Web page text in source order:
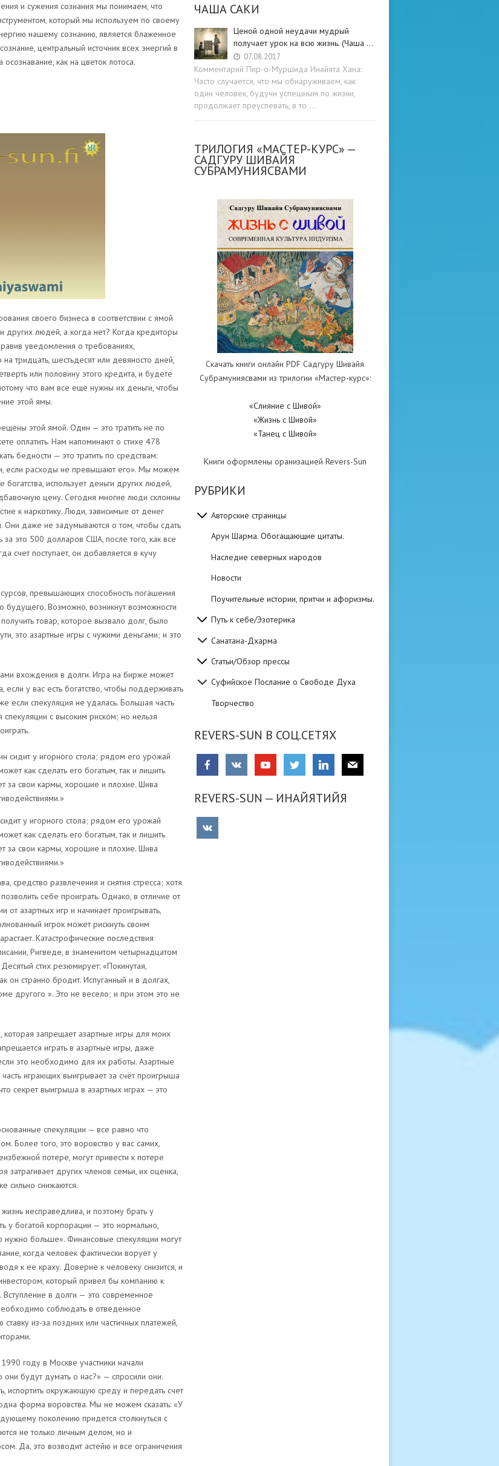
и сужения сознания мы понимаем, что
который мы используем по своему
нашему сознанию, является блаженное
центральный источник всех энергий в
как на цветок лотоса.
своего бизнеса в соответствии с ямой
других людей, а когда нет? Когда кредиторы
уведомления о требованиях,
тридцать, шестьдесят или девяносто дней,
или половину этого кредита, и будете
что вам все еще нужны их деньги, чтобы
этой ямы.
этой ямой. Один — это тратить не по
оплатить. Нам напоминают о стихе 478
бедности — это тратить по средствам:
если расходы не превышают его». Мы можем
использует деньги других людей,
цену. Сегодня многие люди склонны
к наркотику. Люди, зависимые от денег
Они даже не задумываются о том, чтобы сдать
это 500 долларов США, после того, как все
счет поступает, он добавляется в кучу
превышающих способность погашения
будущего. Возможно, возникнут возможности
товар, которое вызвало долг, было
это азартные игры с чужими деньгами; и это
вхождения в долги. Игра на бирже может
у вас есть богатство, чтобы поддерживать
если спекуляция не удалась. Большая часть
с высоким риском; но нельзя
у игорного стола; рядом его урожай
как сделать его богатым, так и лишить
за свои кармы, хорошие и плохие. Шива
средство развлечения и снятия стресса; хотя
себе проиграть. Однако, в отличие от
от азартных игр и начинает проигрывать,
игрок может рискнуть своим
Катастрофические последствия
Ригведе, в знаменитом четырнадцатом
стих резюмирует: «Покинутая,
он странно бродит. Испуганный и в долгах,
другого ». Это не весело; и при этом это не
запрещает азартные игры для моих
играть в азартные игры, даже
это необходимо для их работы. Азартные
играющих выигрывает за счёт проигрыша
секрет выигрыша в азартных играх — это
спекуляции — все равно что
Более того, это воровство у вас самих,
потере, могут привести к потере
других членов семьи, их оценка,
сильно снижаются.
несправедлива, и поэтому брать у
у богатой корпорации — это нормально,
нужно больше». Финансовые спекуляции могут
когда человек фактически ворует у
к ее краху.Доверие к человеку снизится, и
который привел бы компанию к
Вступление в долги — это современное
соблюдать в отведенное
из-за поздних или частичных платежей,
году в Москве участники начали
будут думать о нас?» — спросили они.
испортить окружающую среду и передать счет
форма воровства. Мы не можем сказать: «У
поколению придется столкнуться с
не только личным делом, но и
Да, это возводит астейю и все ограничения
ЧАША САКИ
Ценой одной неудачи мудрый
получает урок на всю жизнь. (Чаша …
07.08.2017
Комментарий Пир-о-Муршида Инайята Хана:
Часто случается, что мы обнаруживаем, как
один человек, будучи успешным по жизни,
продолжает преуспевать, в то …
ТРИЛОГИЯ «МАСТЕР-КУРС» —
САДГУРУ ШИВАЙЯ
СУБРАМУНИЯСВАМИ
Скачать книги онлайн PDF Садгуру Шивайя
Субрамуниясвами из трилогии «Мастер-курс»:
«Слияние с Шивой»
«Жизнь с Шивой»
«Танец с Шивой»
Книги оформлены оранизацией Revers-Sun
РУБРИКИ
Авторские страницы
Арун Шарма. Обогащающие цитаты.
Наследие северных народов
Новости
Поучительные истории, притчи и афоризмы.
Путь к себе/Эзотерика
Санатана-Дхарма
Статьи/Обзор прессы
Суфийское Послание о Свободе Духа
Творчество
REVERS-SUN В СОЦ.СЕТЯХ
REVERS-SUN — ИНАЙЯТИЙЯ